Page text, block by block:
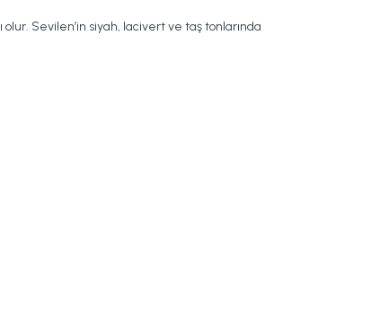
Sevilen’in siyah, lacivert ve taş tonlarında